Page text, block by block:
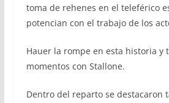
toma de rehenes en el teleférico
potencian con el trabajo de los
Hauer la rompe en esta historia y
momentos con Stallone.
Dentro del reparto se destacaron